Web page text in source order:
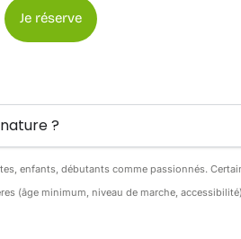
Je réserve
?
enfants, débutants comme passionnés.
(âge minimum, niveau de marche,